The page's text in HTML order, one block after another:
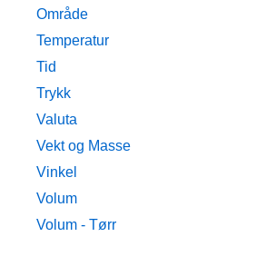
Område
Temperatur
Tid
Trykk
Valuta
Vekt og Masse
Vinkel
Volum
Volum - Tørr